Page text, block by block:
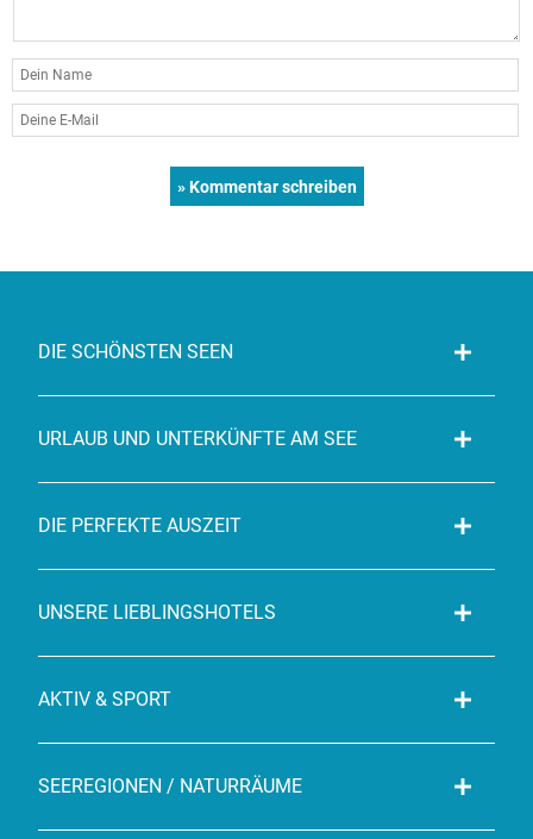
DIE SCHÖNSTEN SEEN
URLAUB UND UNTERKÜNFTE AM SEE
DIE PERFEKTE AUSZEIT
UNSERE LIEBLINGSHOTELS
AKTIV & SPORT
SEEREGIONEN / NATURRÄUME